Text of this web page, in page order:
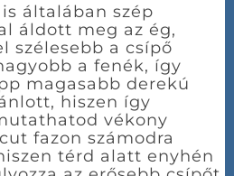
általában szép
áldott meg az ég,
szélesebb a csípő
a fenék, így
magasabb derekú
hiszen így
vékony
fazon számodra
térd alatt enyhén